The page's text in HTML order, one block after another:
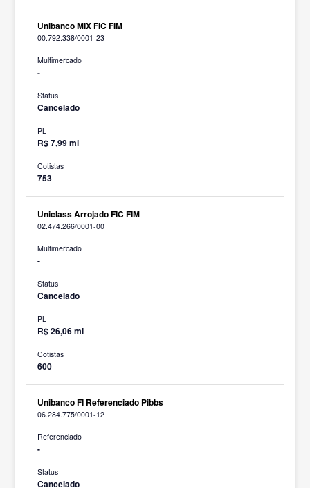
Unibanco MIX FIC FIM
00.792.338/0001-23
Multimercado
-
Status
Cancelado
PL
R$ 7,99 mi
Cotistas
753
Uniclass Arrojado FIC FIM
02.474.266/0001-00
Multimercado
-
Status
Cancelado
PL
R$ 26,06 mi
Cotistas
600
Unibanco FI Referenciado Pibbs
06.284.775/0001-12
Referenciado
-
Status
Cancelado